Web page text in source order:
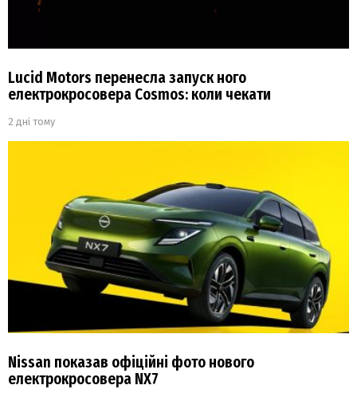
Lucid Motors перенесла запуск ного
електрокросовера Cosmos: коли чекати
2 дні тому
Nissan показав офіційні фото нового
електрокросовера NX7